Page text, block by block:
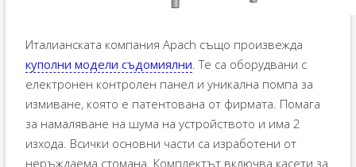
Италианската компания Apach също произвежда
куполни модели съдомиялни. Те са оборудвани с
електронен контролен панел и уникална помпа за
измиване, която е патентована от фирмата. Помага
за намаляване на шума на устройството и има 2
изхода. Всички основни части са изработени от
неръждаема стомана. Комплектът включва касети за